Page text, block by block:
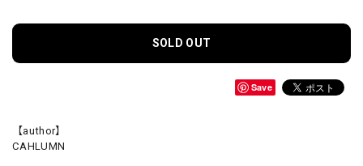
SOLD OUT
Save
【author】
CAHLUMN